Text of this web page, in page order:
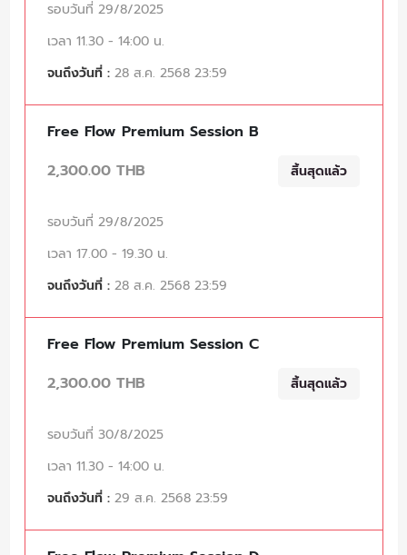
รอบวันที่ 29/8/2025
เวลา 11.30 - 14:00 น.
จนถึงวันที่ : 28 ส.ค. 2568 23:59
Free Flow Premium Session B
2,300.00 THB
สิ้นสุดแล้ว
รอบวันที่ 29/8/2025
เวลา 17.00 - 19.30 น.
จนถึงวันที่ : 28 ส.ค. 2568 23:59
Free Flow Premium Session C
2,300.00 THB
สิ้นสุดแล้ว
รอบวันที่ 30/8/2025
เวลา 11.30 - 14:00 น.
จนถึงวันที่ : 29 ส.ค. 2568 23:59